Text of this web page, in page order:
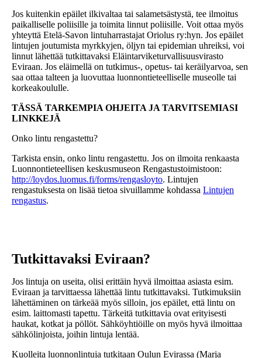
Jos kuitenkin epäilet ilkivaltaa tai salametsästystä, tee ilmoitus
paikalliselle poliisille ja toimita linnut poliisille. Voit ottaa myös
yhteyttä Etelä-Savon lintuharrastajat Oriolus ry:hyn. Jos epäilet
lintujen joutumista myrkkyjen, öljyn tai epidemian uhreiksi, voi
linnut lähettää tutkittavaksi Eläintarviketurvallisuusvirasto
Eviraan. Jos eläimellä on tutkimus-, opetus- tai keräilyarvoa, sen
saa ottaa talteen ja luovuttaa luonnontieteelliselle museolle tai
korkeakoululle.
TÄSSÄ TARKEMPIA OHJEITA JA TARVITSEMIASI
LINKKEJÄ
Onko lintu rengastettu?
Tarkista ensin, onko lintu rengastettu. Jos on ilmoita renkaasta
Luonnontieteellisen keskusmuseon Rengastustoimistoon:
http://loydos.luomus.fi/forms/rengasloyto. Lintujen
rengastuksesta on lisää tietoa sivuillamme kohdassa Lintujen
rengastus.
Tutkittavaksi Eviraan?
Jos lintuja on useita, olisi erittäin hyvä ilmoittaa asiasta esim.
Eviraan ja tarvittaessa lähettää lintu tutkittavaksi. Tutkimuksiin
lähettäminen on tärkeää myös silloin, jos epäilet, että lintu on
esim. laittomasti tapettu. Tärkeitä tutkittavia ovat erityisesti
haukat, kotkat ja pöllöt. Sähköyhtiöille on myös hyvä ilmoittaa
sähkölinjoista, joihin lintuja lentää.
Kuolleita luonnonlintuja tutkitaan Oulun Evirassa (Marja